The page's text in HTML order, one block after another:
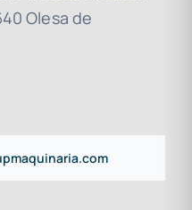
Olesa de